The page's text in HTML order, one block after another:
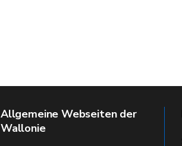
Allgemeine Webseiten der
Wallonie